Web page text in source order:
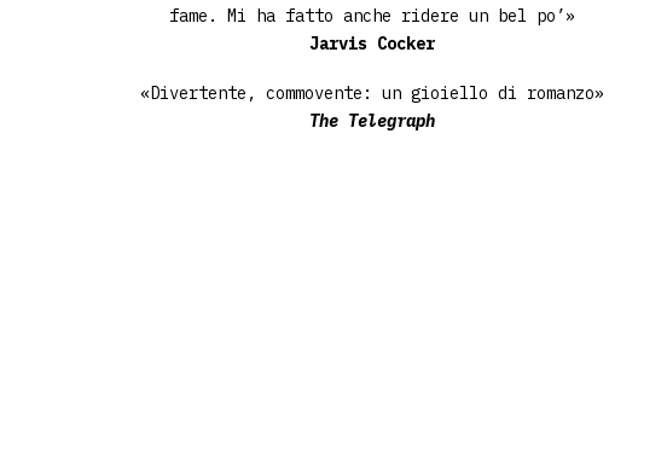
fame. Mi ha fatto anche ridere un bel po’»
Jarvis Cocker
«Divertente, commovente: un gioiello di romanzo»
The Telegraph